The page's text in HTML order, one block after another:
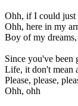
Ohh, if I could just
Ohh, here in my
Boy of my
Since you've been
Life, it don't mean
Please, please,
Ohh, ohh